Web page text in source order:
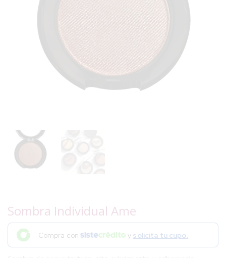
Sombra Individual Ame
Compra con y solicita tu cupo.